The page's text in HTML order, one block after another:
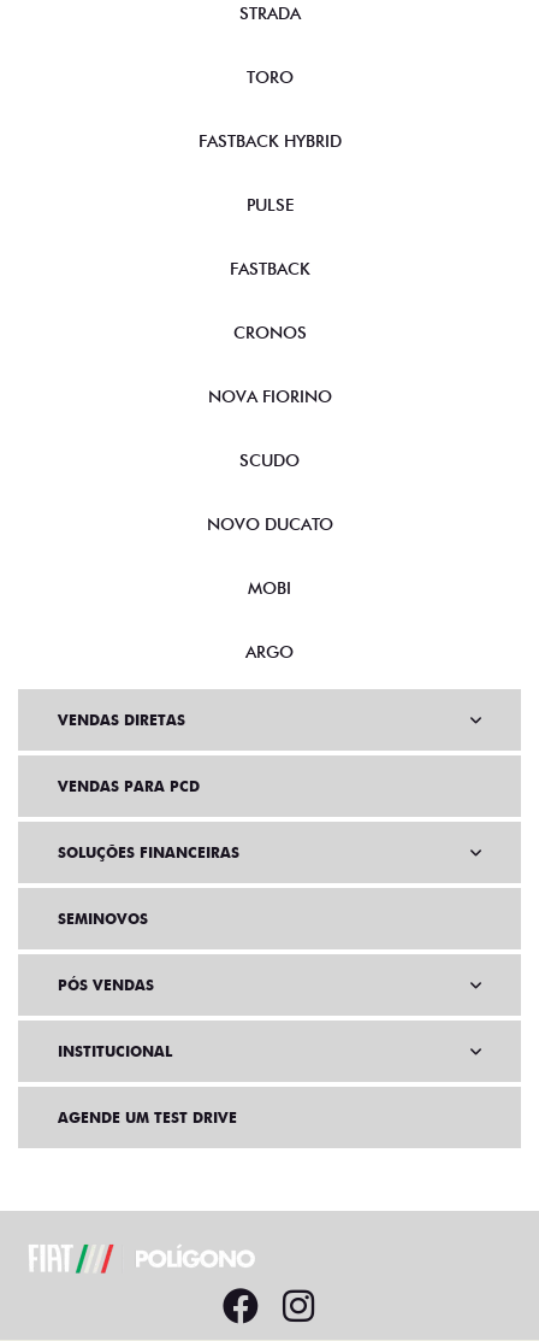
STRADA
TORO
FASTBACK HYBRID
PULSE
FASTBACK
CRONOS
NOVA FIORINO
SCUDO
NOVO DUCATO
MOBI
ARGO
VENDAS DIRETAS
VENDAS PARA PCD
SOLUÇÕES FINANCEIRAS
SEMINOVOS
PÓS VENDAS
INSTITUCIONAL
AGENDE UM TEST DRIVE